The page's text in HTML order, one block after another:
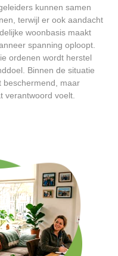
kunnen samen
terwijl er ook aandacht
woonbasis maakt
spanning oploopt.
ordenen wordt herstel
Binnen de situatie
beschermend, maar
verantwoord voelt.